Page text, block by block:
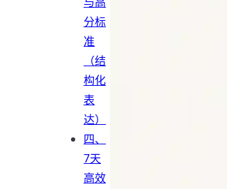
分标
准
（结
构化
表
达）
四、
7天
高效